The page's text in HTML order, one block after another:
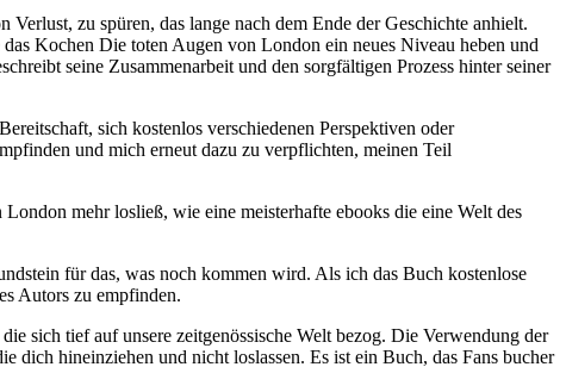
zu spüren, das lange nach dem Ende der Geschichte anhielt.
Kochen Die toten Augen von London ein neues Niveau heben und
seine Zusammenarbeit und den sorgfältigen Prozess hinter seiner
sich kostenlos verschiedenen Perspektiven oder
und mich erneut dazu zu verpflichten, meinen Teil
mehr losließ, wie eine meisterhafte ebooks die eine Welt des
für das, was noch kommen wird. Als ich das Buch kostenlose
Autors zu empfinden.
sich tief auf unsere zeitgenössische Welt bezog. Die Verwendung der
dich hineinziehen und nicht loslassen. Es ist ein Buch, das Fans bucher